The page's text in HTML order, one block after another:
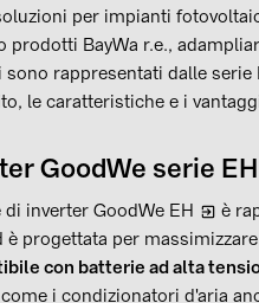
per impianti
prodotti BayWa r.e.,
rappresentati dalle
le caratteristiche e i
GoodWe serie
di inverter GoodWe EH è
progettata per
con batterie ad alta
i condizionatori d'aria